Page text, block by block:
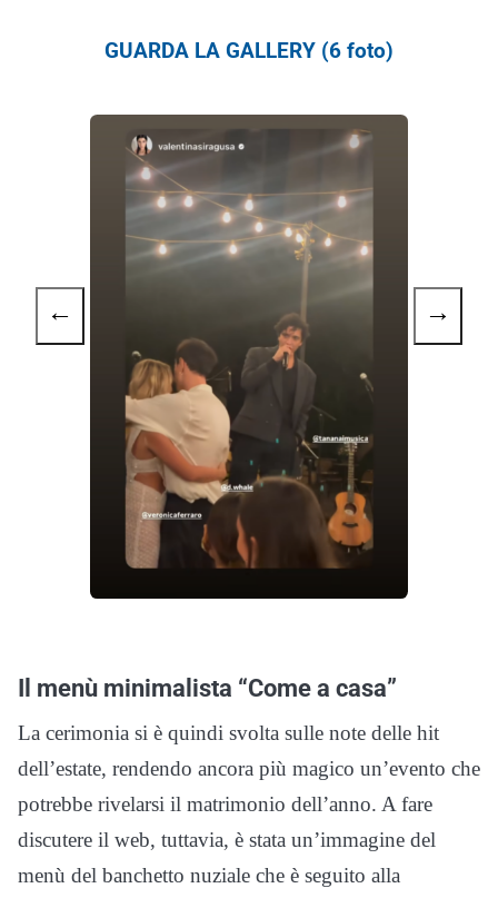
GUARDA LA GALLERY (6 foto)
← →
Il menù minimalista “Come a casa”
La cerimonia si è quindi svolta sulle note delle hit
dell’estate, rendendo ancora più magico un’evento che
potrebbe rivelarsi il matrimonio dell’anno. A fare
discutere il web, tuttavia, è stata un’immagine del
menù del banchetto nuziale che è seguito alla